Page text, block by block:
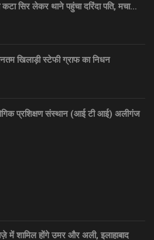
कटा सिर लेकर थाने पहुंचा दरिंदा पति, मचा…
खिलाड़ी स्टेफी ग्राफ का निधन
प्रशिक्षण संस्थान (आई टी आई) अलीगंज
में शामिल होंगे उमर और अली, इलाहाबाद